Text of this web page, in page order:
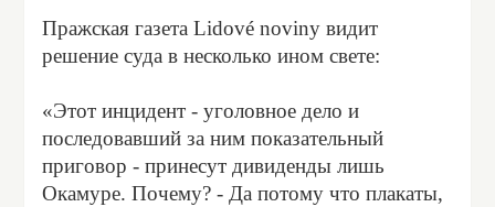
Пражская газета Lidové noviny видит
решение суда в несколько ином свете:
«Этот инцидент - уголовное дело и
последовавший за ним показательный
приговор - принесут дивиденды лишь
Окамуре. Почему? - Да потому что плакаты,